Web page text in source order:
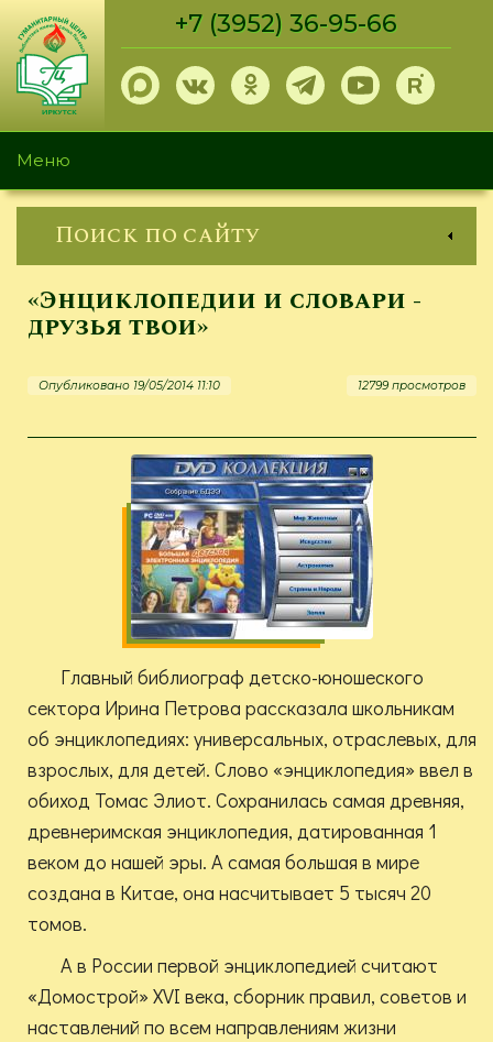
Перейти
основному
содержанию
+7 (3952) 36-95-66
Меню
Поиск по сайту
«Энциклопедии и словари -
друзья твои»
Опубликовано 19/05/2014 11:10 12799 просмотров
Главный библиограф детско-юношеского
сектора Ирина Петрова рассказала школьникам
об энциклопедиях: универсальных, отраслевых, для
взрослых, для детей. Слово «энциклопедия» ввел в
обиход Томас Элиот. Сохранилась самая древняя,
древнеримская энциклопедия, датированная 1
веком до нашей эры. А самая большая в мире
создана в Китае, она насчитывает 5 тысяч 20
томов.
А в России первой энциклопедией считают
«Домострой» XVI века, сборник правил, советов и
наставлений по всем направлениям жизни